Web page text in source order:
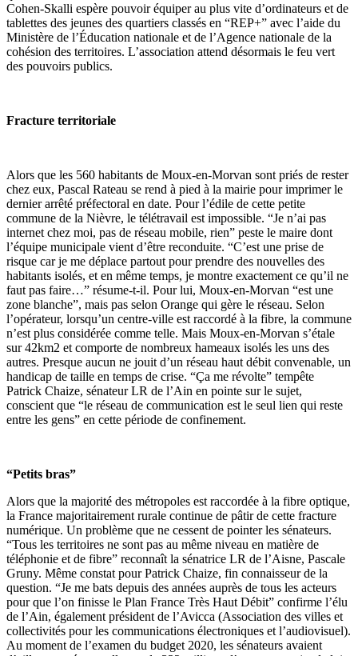
Cohen-Skalli espère pouvoir équiper au plus vite d’ordinateurs et de
tablettes des jeunes des quartiers classés en “REP+” avec l’aide du
Ministère de l’Éducation nationale et de l’Agence nationale de la
cohésion des territoires. L’association attend désormais le feu vert
des pouvoirs publics.
Fracture territoriale
Alors que les 560 habitants de Moux-en-Morvan sont priés de rester
chez eux, Pascal Rateau se rend à pied à la mairie pour imprimer le
dernier arrêté préfectoral en date. Pour l’édile de cette petite
commune de la Nièvre, le télétravail est impossible. “Je n’ai pas
internet chez moi, pas de réseau mobile, rien” peste le maire dont
l’équipe municipale vient d’être reconduite. “C’est une prise de
risque car je me déplace partout pour prendre des nouvelles des
habitants isolés, et en même temps, je montre exactement ce qu’il ne
faut pas faire…” résume-t-il. Pour lui, Moux-en-Morvan “est une
zone blanche”, mais pas selon Orange qui gère le réseau. Selon
l’opérateur, lorsqu’un centre-ville est raccordé à la fibre, la commune
n’est plus considérée comme telle. Mais Moux-en-Morvan s’étale
sur 42km2 et comporte de nombreux hameaux isolés les uns des
autres. Presque aucun ne jouit d’un réseau haut débit convenable, un
handicap de taille en temps de crise. “Ça me révolte” tempête
Patrick Chaize, sénateur LR de l’Ain en pointe sur le sujet,
conscient que “le réseau de communication est le seul lien qui reste
entre les gens” en cette période de confinement.
“Petits bras”
Alors que la majorité des métropoles est raccordée à la fibre optique,
la France majoritairement rurale continue de pâtir de cette fracture
numérique. Un problème que ne cessent de pointer les sénateurs.
“Tous les territoires ne sont pas au même niveau en matière de
téléphonie et de fibre” reconnaît la sénatrice LR de l’Aisne, Pascale
Gruny. Même constat pour Patrick Chaize, fin connaisseur de la
question. “Je me bats depuis des années auprès de tous les acteurs
pour que l’on finisse le Plan France Très Haut Débit” confirme l’élu
de l’Ain, également président de l’Avicca (Association des villes et
collectivités pour les communications électroniques et l’audiovisuel).
Au moment de l’examen du budget 2020, les sénateurs avaient